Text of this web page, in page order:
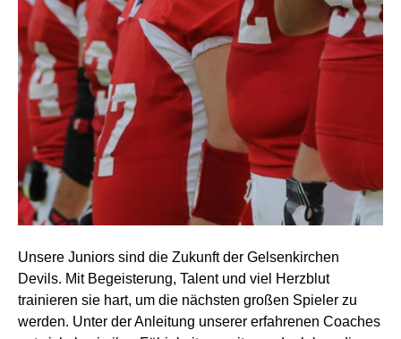
Unsere Juniors sind die Zukunft der Gelsenkirchen
Devils. Mit Begeisterung, Talent und viel Herzblut
trainieren sie hart, um die nächsten großen Spieler zu
werden. Unter der Anleitung unserer erfahrenen Coaches